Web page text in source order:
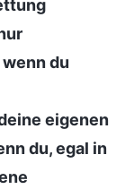
du
eigenen
du, egal in